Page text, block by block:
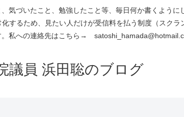
気づいたこと、勉強したこと等、毎日何か書くよう
するため、見たい人だけが受信料を払う制度（スク
。私への連絡先はこちら→
議員 浜田聡のブログ